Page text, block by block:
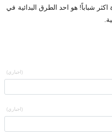
شباباً! هو احد الطرق البدائية في
(اجباري)
(اجباري)